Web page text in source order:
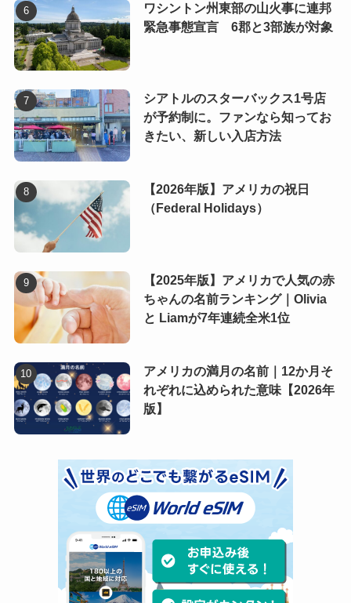
ワシントン州東部の山火事に連邦
緊急事態宣言 6郡と3部族が対象
シアトルのスターバックス1号店
が予約制に。ファンなら知ってお
きたい、新しい入店方法
【2026年版】アメリカの祝日
（Federal Holidays）
【2025年版】アメリカで人気の赤
ちゃんの名前ランキング｜Olivia
と Liamが7年連続全米1位
アメリカの満月の名前｜12か月そ
れぞれに込められた意味【2026年
版】